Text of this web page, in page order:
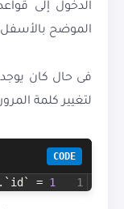
الموضح بالأسفل
فى حال كان يوجد
لتغيير كلمة
CODE
1
= 1